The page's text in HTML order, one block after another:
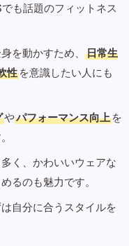
も話題のフィットネス
を動かすため、
日常生
性 を意識したい人にも
やパフォーマンス向上 を
く、かわいいウェアな
るのも魅力です。
自分に合うスタイルを